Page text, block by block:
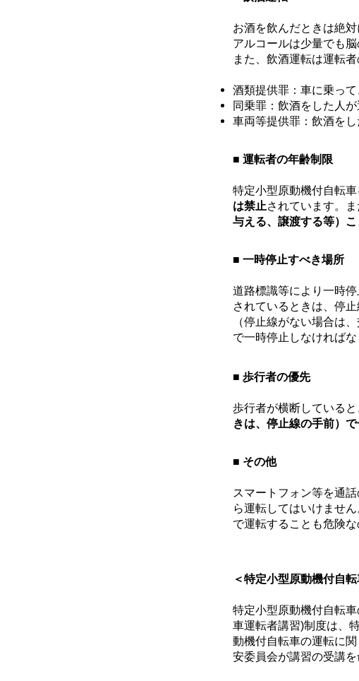
お酒を飲んだときは絶
アルコールは少量でも
また、飲酒運転は運転
酒類提供罪：車に乗って
同乗罪：飲酒をした人
車両等提供罪：飲酒をし
■ 運転者の年齢制限
特定小型原動機付自転
は禁止されています。ま
与える、譲渡する等）
■ 一時停止すべき場所
道路標識等により一時停
されているときは、停
（停止線がない場合は
で一時停止しなければな
■ 歩行者の優先
歩行者が横断している
きは、停止線の手前）
■ その他
スマートフォン等を通
ら運転してはいけませ
で運転することも危険な
＜特定小型原動機付自
特定小型原動機付自転
車運転者講習)制度は、
動機付自転車の運転に
安委員会が講習の受講を